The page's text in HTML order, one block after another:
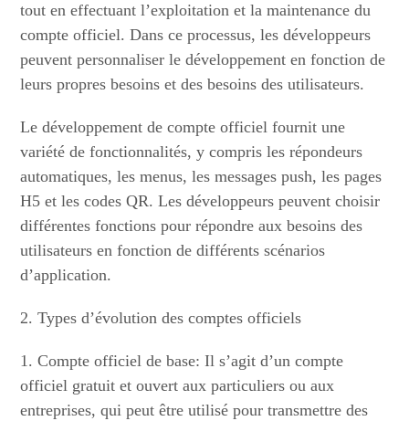
tout en effectuant l’exploitation et la maintenance du
compte officiel. Dans ce processus, les développeurs
peuvent personnaliser le développement en fonction de
leurs propres besoins et des besoins des utilisateurs.
Le développement de compte officiel fournit une
variété de fonctionnalités, y compris les répondeurs
automatiques, les menus, les messages push, les pages
H5 et les codes QR. Les développeurs peuvent choisir
différentes fonctions pour répondre aux besoins des
utilisateurs en fonction de différents scénarios
d’application.
2. Types d’évolution des comptes officiels
1. Compte officiel de base: Il s’agit d’un compte
officiel gratuit et ouvert aux particuliers ou aux
entreprises, qui peut être utilisé pour transmettre des